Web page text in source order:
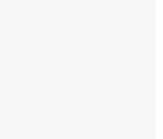
готівку у водія